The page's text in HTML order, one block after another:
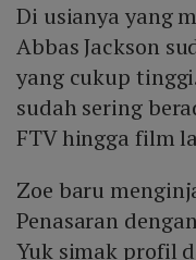
Di usianya yang
Abbas Jackson
yang cukup
sudah sering
FTV hingga film
Zoe baru
Penasaran
Yuk simak profil